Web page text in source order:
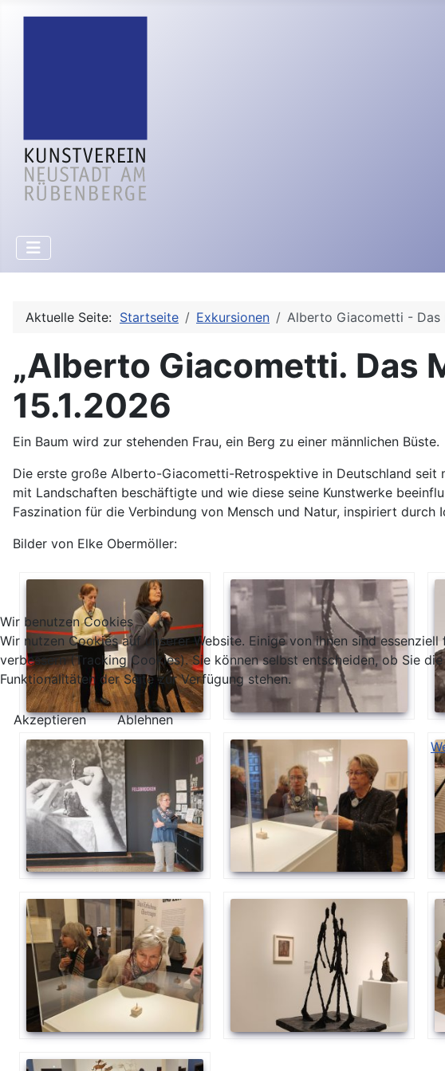
Aktuelle Seite: Startseite Exkursionen Alberto Giacometti - Das
„Alberto Giacometti. Das
15.1.2026
Ein Baum wird zur stehenden Frau, ein Berg zu einer männlichen Büste.
Die erste große Alberto-Giacometti-Retrospektive in Deutschland seit
mit Landschaften beschäftigte und wie diese seine Kunstwerke
Faszination für die Verbindung von Mensch und Natur, inspiriert durch
Bilder von Elke Obermöller:
Wir benutzen Cookies
Wir nutzen Cookies auf unserer Website. Einige von ihnen sind
verbessern (Tracking Cookies). Sie können selbst entscheiden, ob Sie
Funktionalitäten der Seite zur Verfügung stehen.
Akzeptieren
Ablehnen